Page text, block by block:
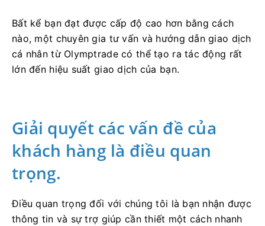
Bất kể bạn đạt được cấp độ cao hơn bằng cách
nào, một chuyên gia tư vấn và hướng dẫn giao dịch
cá nhân từ Olymptrade có thể tạo ra tác động rất
lớn đến hiệu suất giao dịch của bạn.
Giải quyết các vấn đề của
khách hàng là điều quan
trọng.
Điều quan trọng đối với chúng tôi là bạn nhận được
thông tin và sự trợ giúp cần thiết một cách nhanh